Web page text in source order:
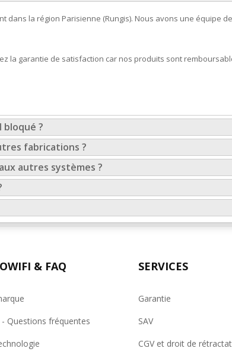
dans la région Parisienne (Rungis). Nous avons une
la garantie de satisfaction car nos produits sont
?
fabrications ?
autres systèmes ?
& FAQ
- Questions fréquentes
SERVICES
Garantie
SAV
CGV et droit de